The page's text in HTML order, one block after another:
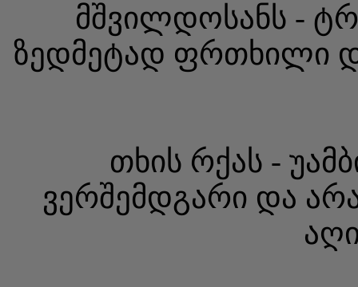
მშვილდოსანს -
ზედმეტად ფრთხილი
თხის რქას -
ვერშემდგარი და